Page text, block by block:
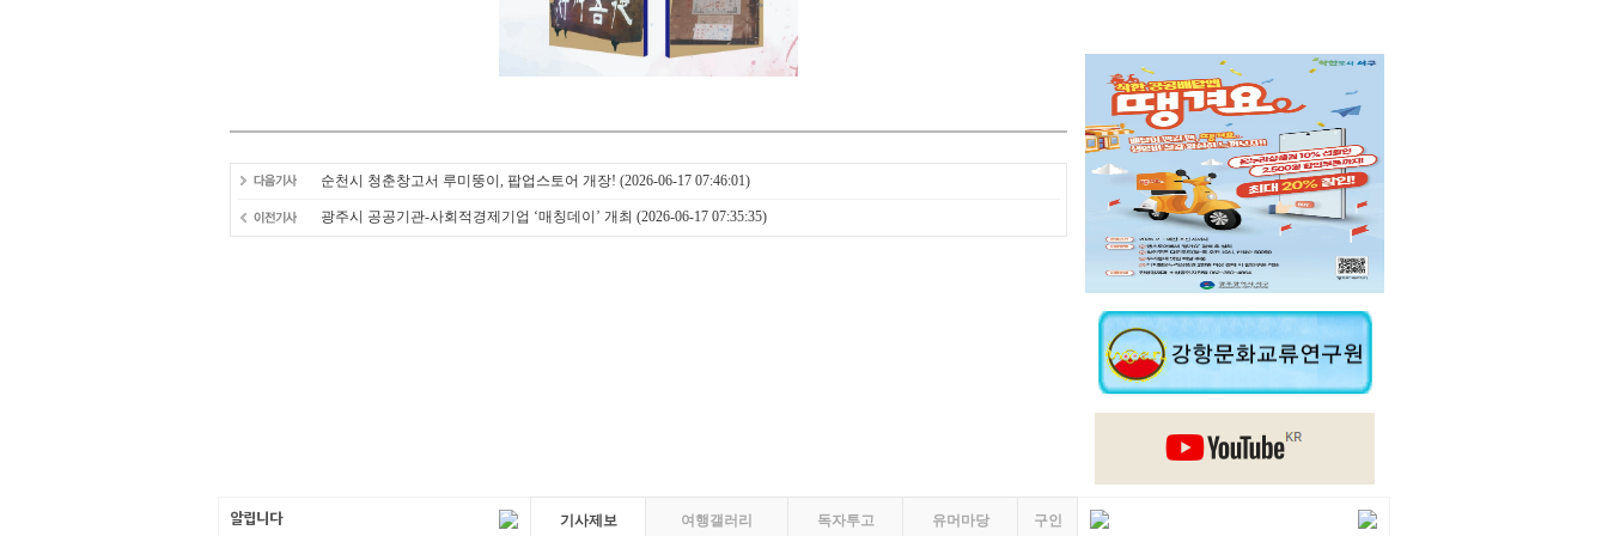
순천시 청춘창고서 루미뚱이, 팝업스토어 개장! (2026-06-17 07:46:01)
광주시 공공기관-사회적경제기업 ‘매칭데이’ 개최 (2026-06-17 07:35:35)
기사제보 여행갤러리 독자투고 유머마당 구인